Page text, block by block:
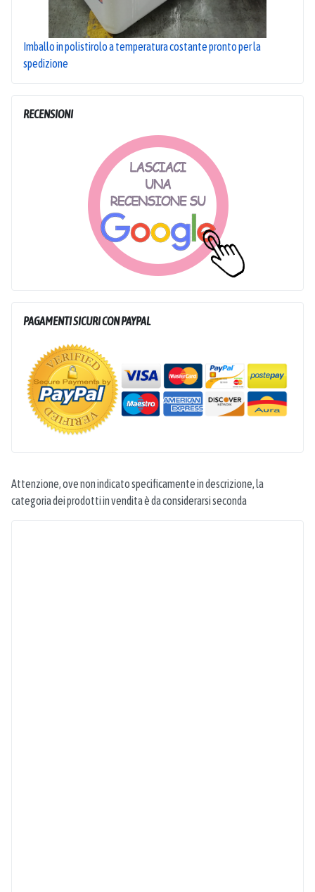
Imballo in polistirolo a temperatura costante pronto per la
spedizione
RECENSIONI
PAGAMENTI SICURI CON PAYPAL
Attenzione, ove non indicato specificamente in descrizione, la
categoria dei prodotti in vendita è da considerarsi seconda